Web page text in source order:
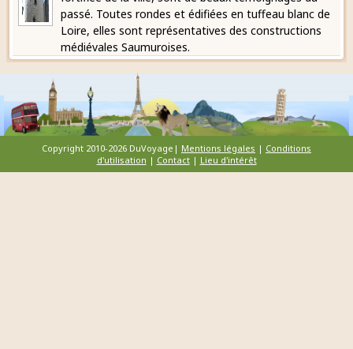
passé. Toutes rondes et édifiées en tuffeau blanc de
Loire, elles sont représentatives des constructions
médiévales Saumuroises.
Copyright 2010-2026 DuVoyage| Mentions légales | Conditions
d'utilisation | Contact| Lieu d'intérêt